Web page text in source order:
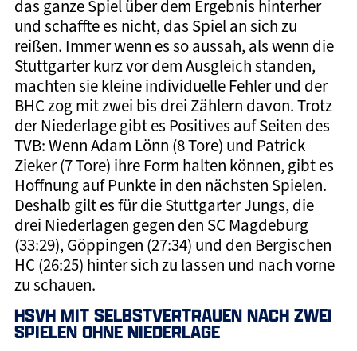
das ganze Spiel über dem Ergebnis hinterher
und schaffte es nicht, das Spiel an sich zu
reißen. Immer wenn es so aussah, als wenn die
Stuttgarter kurz vor dem Ausgleich standen,
machten sie kleine individuelle Fehler und der
BHC zog mit zwei bis drei Zählern davon. Trotz
der Niederlage gibt es Positives auf Seiten des
TVB: Wenn Adam Lönn (8 Tore) und Patrick
Zieker (7 Tore) ihre Form halten können, gibt es
Hoffnung auf Punkte in den nächsten Spielen.
Deshalb gilt es für die Stuttgarter Jungs, die
drei Niederlagen gegen den SC Magdeburg
(33:29), Göppingen (27:34) und den Bergischen
HC (26:25) hinter sich zu lassen und nach vorne
zu schauen.
HSVH MIT SELBSTVERTRAUEN NACH ZWEI
SPIELEN OHNE NIEDERLAGE